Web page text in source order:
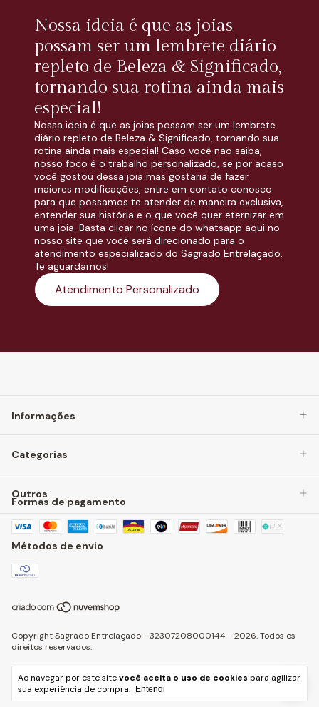
Ao navegar por este sitevocê aceita o uso de cookies para agilizar
sua experiência de compra.
Entendi
Nossa ideia é que as joias
possam ser um lembrete diário
repleto de Beleza & Significado,
tornando sua rotina ainda mais
especial!
Nossa ideia é que as joias possam ser um lembrete
diário repleto de Beleza & Significado, tornando sua
rotina ainda mais especial! Caso você não saiba,
nosso foco é o trabalho personalizado, se por acaso
você gostou dessa joia mas gostaria de fazer
maiores modificações, entre em contato conosco
para que possamos te atender de maneira exclusiva,
entender sua história e o que você quer eternizar em
uma joia. Basta clicar no ícone do whatsapp aqui no
nosso site que você será direcionado para o
atendimento especializado do Sagrado Entrelaçado.
Te aguardamos!
Atendimento Personalizado
Informações
Categorias
Outros
Formas de pagamento
Métodos de envio
Copyright Sagrado Entrelaçado - 32307208000144 - 2026. Todos os
direitos reservados.